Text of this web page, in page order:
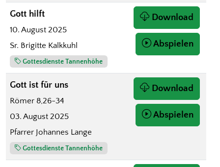
Gott hilft
10. August 2025
Sr. Brigitte Kalkkuhl
Gottesdienste Tannenhöhe
Download
Abspielen
Gott ist für uns
Römer 8,26-34
03. August 2025
Pfarrer Johannes Lange
Gottesdienste Tannenhöhe
Download
Abspielen